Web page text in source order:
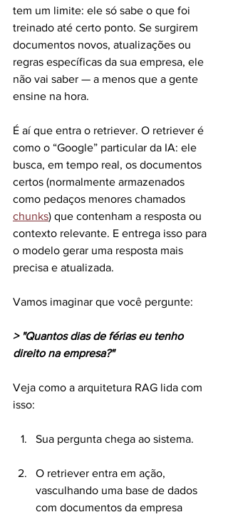
tem um limite: ele só sabe o que foi
treinado até certo ponto. Se surgirem
documentos novos, atualizações ou
regras específicas da sua empresa, ele
não vai saber — a menos que a gente
ensine na hora.
É aí que entra o retriever. O retriever é
como o “Google” particular da IA: ele
busca, em tempo real, os documentos
certos (normalmente armazenados
como pedaços menores chamados
chunks) que contenham a resposta ou
contexto relevante. E entrega isso para
o modelo gerar uma resposta mais
precisa e atualizada.
Vamos imaginar que você pergunte:
> "Quantos dias de férias eu tenho
direito na empresa?"
Veja como a arquitetura RAG lida com
isso:
Sua pergunta chega ao sistema.
O retriever entra em ação,
vasculhando uma base de dados
com documentos da empresa